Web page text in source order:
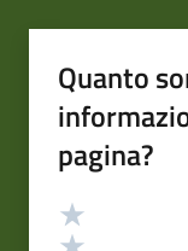
Quanto
pagina?
Valutazione